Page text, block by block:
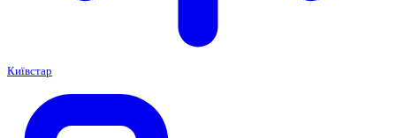
Київстар